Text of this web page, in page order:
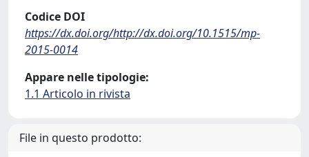
Codice DOI
https://dx.doi.org/http://dx.doi.org/10.1515/mp-
2015-0014
Appare nelle tipologie:
1.1 Articolo in rivista
File in questo prodotto: